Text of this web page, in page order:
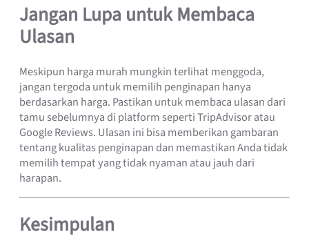
Jangan Lupa untuk Membaca
Ulasan
Meskipun harga murah mungkin terlihat menggoda,
jangan tergoda untuk memilih penginapan hanya
berdasarkan harga. Pastikan untuk membaca ulasan dari
tamu sebelumnya di platform seperti TripAdvisor atau
Google Reviews. Ulasan ini bisa memberikan gambaran
tentang kualitas penginapan dan memastikan Anda tidak
memilih tempat yang tidak nyaman atau jauh dari
harapan.
Kesimpulan